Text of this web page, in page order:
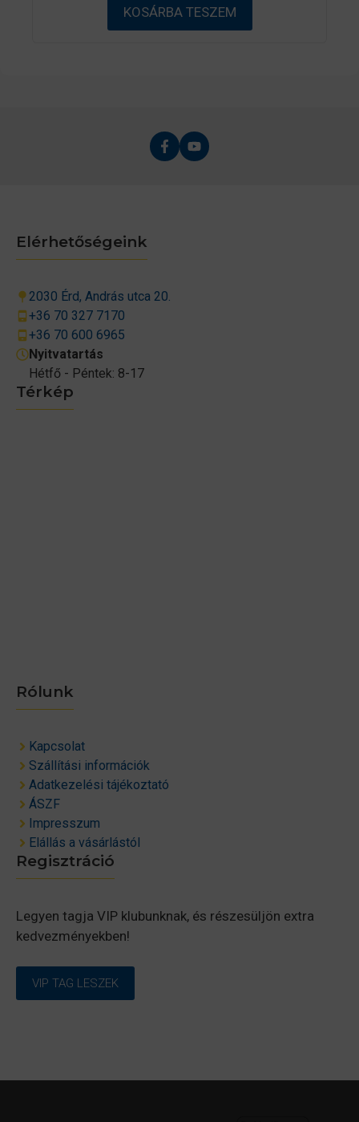
ő
l
KOSÁRBA TESZEM
Térkép
Rólunk
Kapcsolat
Szállítási információk
Adatkezelési tájékoztató
ÁSZF
Impresszum
Elállás a vásárlástól
Elérhetőségeink
2030 Érd, András utca 20.
+36 70 327 7170
+36 70 600 6965
Nyitvatartás
Hétfő - Péntek: 8-17
Regisztráció
Legyen tagja VIP klubunknak, és részesüljön extra
kedvezményekben!
VIP TAG LESZEK